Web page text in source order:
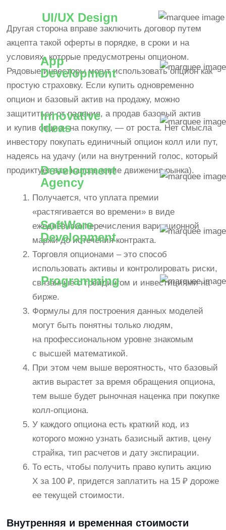
UI/UX Design
App
Development
Innovative
Ideas
Development
Agency
SoftWare
Development
Programming
Другая сторона вправе заключить договор путем
акцепта такой оферты в порядке, в сроки и на
условиях, которые предусмотрены опционом.
Рядовые инвесторы могут использовать опцион как
простую страховку. Если купить одновременно
опцион и базовый актив на продажу, можно
защититься от падения, а продав базовый актив
и купив опцион на покупку, — от роста. Нет смысла
инвестору покупать единичный опцион колл или пут,
надеясь на удачу (или на внутренний голос, который
продиктует вам направление движения рынка).
Получается, что уплата премии
«растягивается во времени» в виде
ежедневного перечисления вариационной
маржи до истечения контракта.
Торговля опционами – это способ
использовать активы и контролировать риски,
связанные с трейдингом и инвестициями на
бирже.
Формулы для построения данных моделей
могут быть понятны только людям,
на профессиональном уровне знакомым
с высшей математикой.
При этом чем выше вероятность, что базовый
актив вырастет за время обращения опциона,
тем выше будет рыночная наценка при покупке
колл‑опциона.
У каждого опциона есть краткий код, из
которого можно узнать базисный актив, цену
страйка, тип расчетов и дату экспирации.
То есть, чтобы получить право купить акцию
Х за 100 ₽, придется заплатить на 15 ₽ дороже
ее текущей стоимости.
Внутренняя и временная стоимости